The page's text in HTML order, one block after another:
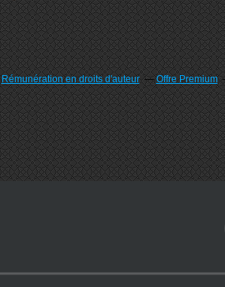
Rémunération en droits d'auteur Offre Premium